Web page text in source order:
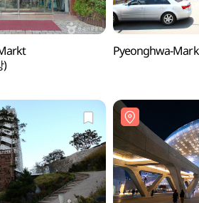
)
Pyeonghwa-